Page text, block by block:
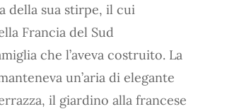
della sua stirpe, il cui
Francia del Sud
che l’aveva costruito. La
un’aria di elegante
il giardino alla francese